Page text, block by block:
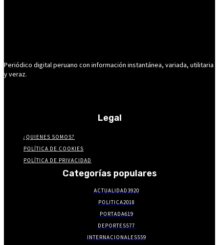
Periódico digital peruano con información instantánea, variada, utilitaria
y veraz.
Legal
¿QUIENES SOMOS?
POLÍTICA DE COOKIES
POLÍTICA DE PRIVACIDAD
Categorías populares
ACTUALIDAD3920
POLITICA2018
PORTADA619
DEPORTES577
INTERNACIONALES559